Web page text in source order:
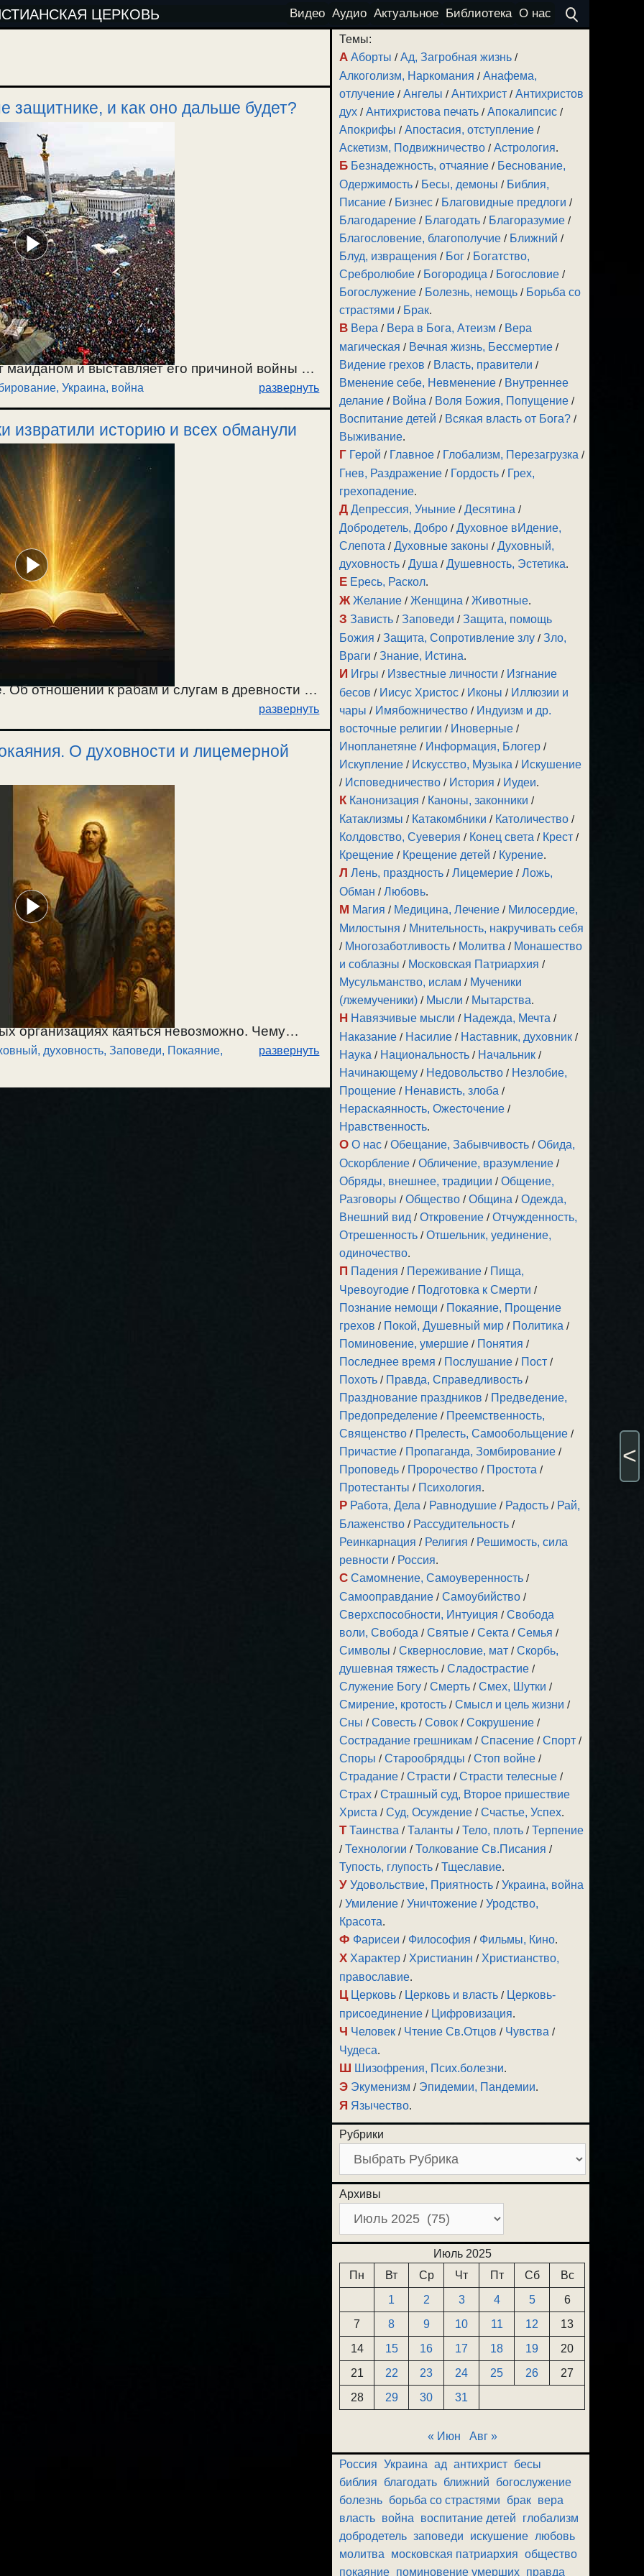
ЦЕРКОВЬ Видео Аудио Актуальное Библиотека О нас
и как оно дальше будет?
майданом и выставляет его причиной войны и
а что получается в реальности. О
Как оно дальше будет? / 6.07.2025.
, Украина, война развернуть
извратили историю и всех обманули
Об отношении к рабам и слугам в древности по
— всех обманули, пообещав светлое будущее
развернуть
О духовности и лицемерной
организациях каяться невозможно. Чему
и делании покаяния. О сладком зле — духе
О Царстве Божием внутри души, и духе
духовность, Заповеди, Покаяние,
развернуть
Темы:
А Аборты /Ад, Загробная жизнь /
Алкоголизм, Наркомания /Анафема,
отлучение /Ангелы /Антихрист /Антихристов
дух /Антихристова печать /Апокалипсис /
Апокрифы /Апостасия, отступление /
Аскетизм, Подвижничество /Астрология.
Б Безнадежность, отчаяние / Беснование,
Одержимость / Бесы, демоны / Библия,
Писание / Бизнес / Благовидные предлоги /
Благодарение / Благодать / Благоразумие /
Благословение, благополучие / Ближний /
Блуд, извращения / Бог / Богатство,
Сребролюбие / Богородица / Богословие /
Богослужение / Болезнь, немощь / Борьба со
страстями / Брак.
В Вера / Вера в Бога, Атеизм / Вера
магическая / Вечная жизнь, Бессмертие /
Видение грехов / Власть, правители /
Вменение себе, Невменение / Внутреннее
делание / Война / Воля Божия, Попущение /
Воспитание детей / Всякая власть от Бога? /
Выживание.
Г Герой / Главное / Глобализм, Перезагрузка /
Гнев, Раздражение / Гордость / Грех,
грехопадение.
Д Депрессия, Уныние /Десятина /
Добродетель, Добро /Духовное вИдение,
Слепота /Духовные законы /Духовный,
духовность /Душа /Душевность, Эстетика.
Е Ересь, Раскол.
Ж Желание /Женщина /Животные.
З Зависть /Заповеди /Защита, помощь
Божия /Защита, Сопротивление злу /Зло,
Враги /Знание, Истина.
И Игры / Известные личности / Изгнание
бесов / Иисус Христос / Иконы / Иллюзии и
чары / Имябожничество / Индуизм и др.
восточные религии / Иноверные /
Инопланетяне / Информация, Блогер /
Искупление / Искусство, Музыка / Искушение
/ Исповедничество / История / Иудеи.
К Канонизация / Каноны, законники /
Катаклизмы / Катакомбники / Католичество /
Колдовство, Суеверия / Конец света / Крест /
Крещение / Крещение детей / Курение.
Л Лень, праздность /Лицемерие /Ложь,
Обман /Любовь.
М Магия / Медицина, Лечение / Милосердие,
Милостыня / Мнительность, накручивать себя
/ Многозаботливость / Молитва / Монашество
и соблазны / Московская Патриархия /
Мусульманство, ислам / Мученики
(лжемученики) / Мысли / Мытарства.
Н Навязчивые мысли / Надежда, Мечта /
Наказание / Насилие / Наставник, духовник /
Наука / Национальность / Начальник /
Начинающему / Недовольство / Незлобие,
Прощение / Ненависть, злоба /
Нераскаянность, Ожесточение /
Нравственность.
О О нас /Обещание, Забывчивость /Обида,
Оскорбление /Обличение, вразумление /
Обряды, внешнее, традиции /Общение,
Разговоры /Общество /Община /Одежда,
Внешний вид /Откровение /Отчужденность,
Отрешенность /Отшельник, уединение,
одиночество.
П Падения / Переживание / Пища,
Чревоугодие / Подготовка к Смерти /
Познание немощи / Покаяние, Прощение
грехов / Покой, Душевный мир / Политика /
Поминовение, умершие / Понятия /
Последнее время / Послушание / Пост /
Похоть / Правда, Справедливость /
Празднование праздников / Предведение,
Предопределение / Преемственность,
Священство / Прелесть, Самообольщение /
Причастие / Пропаганда, Зомбирование /
Проповедь / Пророчество / Простота /
Протестанты / Психология.
Р Работа, Дела / Равнодушие / Радость / Рай,
Блаженство / Рассудительность /
Реинкарнация / Религия / Решимость, сила
ревности / Россия.
С Самомнение, Самоуверенность /
Самооправдание /Самоубийство /
Сверхспособности, Интуиция /Свобода
воли, Свобода /Святые /Секта /Семья /
Символы /Сквернословие, мат /Скорбь,
душевная тяжесть /Сладострастие /
Служение Богу /Смерть /Смех, Шутки /
Смирение, кротость /Смысл и цель жизни /
Сны /Совесть /Совок /Сокрушение /
Сострадание грешникам /Спасение /Спорт /
Споры /Старообрядцы /Стоп войне /
Страдание /Страсти /Страсти телесные /
Страх /Страшный суд, Второе пришествие
Христа /Суд, Осуждение /Счастье, Успех.
Т Таинства /Таланты /Тело, плоть /Терпение
/Технологии /Толкование Св.Писания /
Тупость, глупость /Тщеславие.
У Удовольствие, Приятность /Украина, война
/Умиление /Уничтожение /Уродство,
Красота.
Ф Фарисеи / Философия / Фильмы, Кино.
Х Характер / Христианин / Христианство,
православие.
Ц Церковь / Церковь и власть / Церковь-
присоединение / Цифровизация.
Ч Человек / Чтение Св.Отцов / Чувства /
Чудеса.
Ш Шизофрения, Псих.болезни.
Э Экуменизм / Эпидемии, Пандемии.
Я Язычество.
Рубрики
Архивы
Июль 2025
Пн
Вт Ср Чт Пт Сб
Вс
1
2 3 4 5
6
7
8 9 10 11 12
13
14
15 16 17 18 19
20
21
22 23 24 25 26
27
28
29 30 31
« Июн Авг »
Россия Украина ад антихрист бесы
библия
благодать ближний
богослужение
болезнь борьба со страстями брак вера
власть война воспитание детей
глобализм
добродетель заповеди искушение любовь
молитва
московская патриархия
общество
покаяние поминовение умерших правда
<